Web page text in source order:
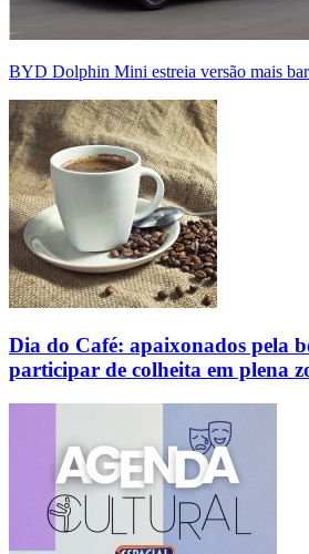
BYD Dolphin Mini estreia versão mais
Dia do Café: apaixonados pela
participar de colheita em plena